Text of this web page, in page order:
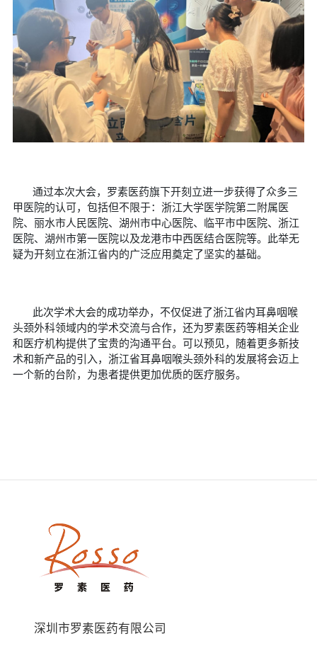
通过本次大会，罗素医药旗下开刻立进一步获得了众多三
甲医院的认可，包括但不限于：浙江大学医学院第二附属医
院、丽水市人民医院、湖州市中心医院、临平市中医院、浙江
医院、湖州市第一医院以及龙港市中西医结合医院等。此举无
疑为开刻立在浙江省内的广泛应用奠定了坚实的基础。
此次学术大会的成功举办，不仅促进了浙江省内耳鼻咽喉
头颈外科领域内的学术交流与合作，还为罗素医药等相关企业
和医疗机构提供了宝贵的沟通平台。可以预见，随着更多新技
术和新产品的引入，浙江省耳鼻咽喉头颈外科的发展将会迈上
一个新的台阶，为患者提供更加优质的医疗服务。
深圳市罗素医药有限公司